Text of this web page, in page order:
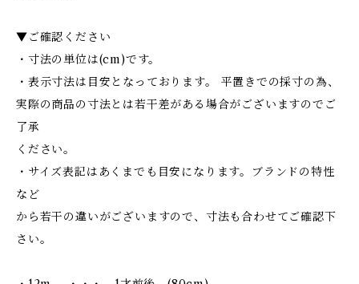
▼ご確認ください
・寸法の単位は(cm)です。
・表示寸法は目安となっております。 平置きでの採寸の為、
実際の商品の寸法とは若干差がある場合がございますのでご
了承
ください。
・サイズ表記はあくまでも目安になります。ブランドの特性
など
から若干の違いがございますので、寸法も合わせてご確認下
さい。